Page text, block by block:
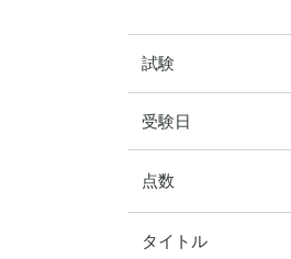
試験
受験日
点数
タイトル